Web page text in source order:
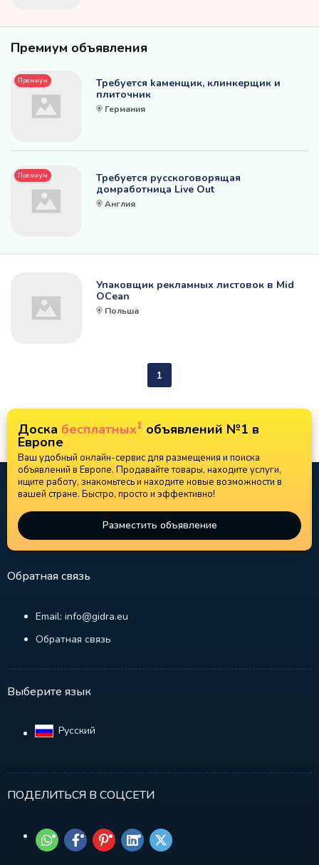
Премиум объявления
Премиум
Требуется kаменщик, клинкерщик и
плиточник
Германия
Премиум
Требуется русскоговорящая
домработница Live Out
Англия
Упаковщик рекламных листовок в Mid
OCean
Польша
1
Доска бесплатных1 объявлений №1 в
Европе
Ваш удобный онлайн-сервис для размещения и поиска
объявлений в Европе. Продавайте товары, находите услуги,
ищите работу, знакомьтесь и находите новые возможности в
вашей стране. Быстро, просто и эффективно!
Разместить объявление
Обратная связь
Email: info@gidra.eu
Обратная связь
Выберите язык
Русский‎
ПОДЕЛИТЬСЯ В СОЦСЕТИ